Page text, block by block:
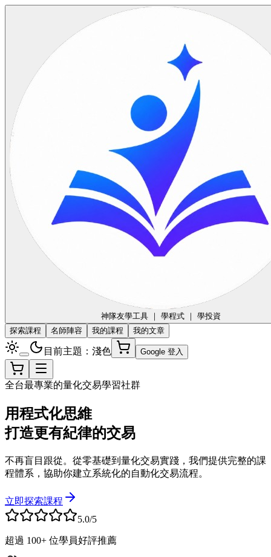
神隊友學工具 ｜ 學程式 ｜ 學投資
探索課程
名師陣容 我的課程 我的文章
目前主題：淺色 Google 登入
全台最專業的量化交易學習社群
用程式化思維
打造更有紀律的交易
不再盲目跟從。從零基礎到量化交易實踐，我們提供完整的課
程體系，協助你建立系統化的自動化交易流程。
立即探索課程
5.0/5
超過 100+ 位學員好評推薦